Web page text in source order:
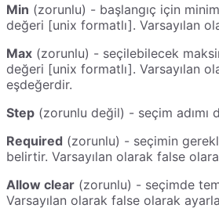
Min (zorunlu) - başlangıç için
değeri [unix formatlı]. Varsayılan
Max (zorunlu) - seçilebilecek
değeri [unix formatlı]. Varsayılan
eşdeğerdir.
Step (zorunlu değil) - seçim adımı
Required (zorunlu) - seçimin
belirtir. Varsayılan olarak false
Allow clear (zorunlu) - seçimde
Varsayılan olarak false olarak